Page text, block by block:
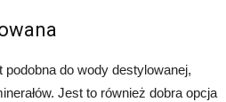
do wody destylowanej,
Jest to również dobra opcja